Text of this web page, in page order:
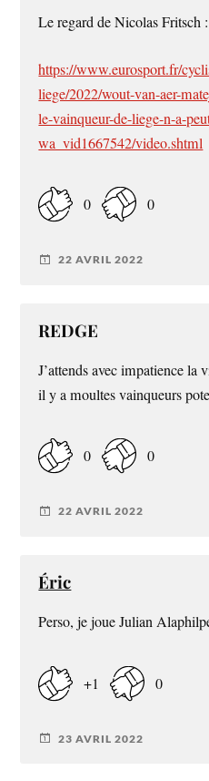
Le regard de Nicolas Fritsch :
https://www.eurosport.fr/
liege/2022/wout-van-aer-
le-vainqueur-de-liege-n-a-
wa_vid1667542/video.shtml
0 0
22 AVRIL 2022
REDGE
J’attends avec impatience la
il y a moultes vainqueurs
0 0
22 AVRIL 2022
Éric
Perso, je joue Julian
+1 0
23 AVRIL 2022